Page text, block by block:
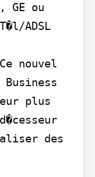
GE ou
ADSL
nouvel
plus
des